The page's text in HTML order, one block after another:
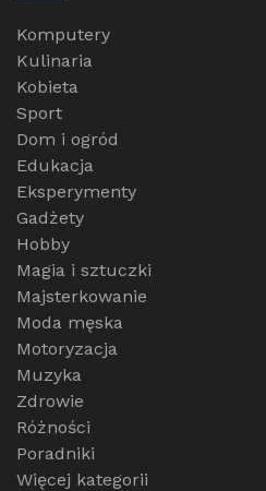
Komputery
Kulinaria
Kobieta
Sport
Dom i ogród
Edukacja
Eksperymenty
Gadżety
Hobby
Magia i sztuczki
Majsterkowanie
Moda męska
Motoryzacja
Muzyka
Zdrowie
Różności
Poradniki
Więcej kategorii